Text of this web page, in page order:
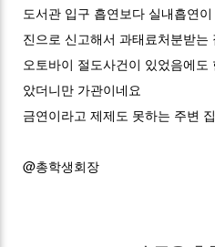
도서관 입구 흡연보다 실내흡연
진으로 신고해서 과태료처분받는
오토바이 절도사건이 있었음에
았더니만 가관이네요
금연이라고 제제도 못하는 주변
@총학생회장